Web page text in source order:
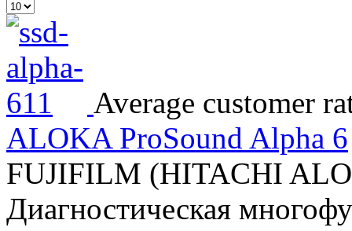
Average customer
ALOKA ProSound Alpha 6
FUJIFILM (HITACHI
Диагностическая